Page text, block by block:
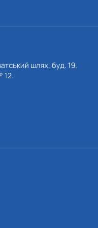
шлях, буд. 19,
12.